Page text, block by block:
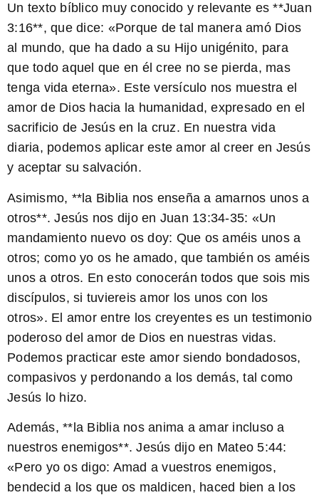
Un texto bíblico muy conocido y relevante es **Juan
3:16**, que dice: «Porque de tal manera amó Dios
al mundo, que ha dado a su Hijo unigénito, para
que todo aquel que en él cree no se pierda, mas
tenga vida eterna». Este versículo nos muestra el
amor de Dios hacia la humanidad, expresado en el
sacrificio de Jesús en la cruz. En nuestra vida
diaria, podemos aplicar este amor al creer en Jesús
y aceptar su salvación.
Asimismo, **la Biblia nos enseña a amarnos unos a
otros**. Jesús nos dijo en Juan 13:34-35: «Un
mandamiento nuevo os doy: Que os améis unos a
otros; como yo os he amado, que también os améis
unos a otros. En esto conocerán todos que sois mis
discípulos, si tuviereis amor los unos con los
otros». El amor entre los creyentes es un testimonio
poderoso del amor de Dios en nuestras vidas.
Podemos practicar este amor siendo bondadosos,
compasivos y perdonando a los demás, tal como
Jesús lo hizo.
Además, **la Biblia nos anima a amar incluso a
nuestros enemigos**. Jesús dijo en Mateo 5:44:
«Pero yo os digo: Amad a vuestros enemigos,
bendecid a los que os maldicen, haced bien a los